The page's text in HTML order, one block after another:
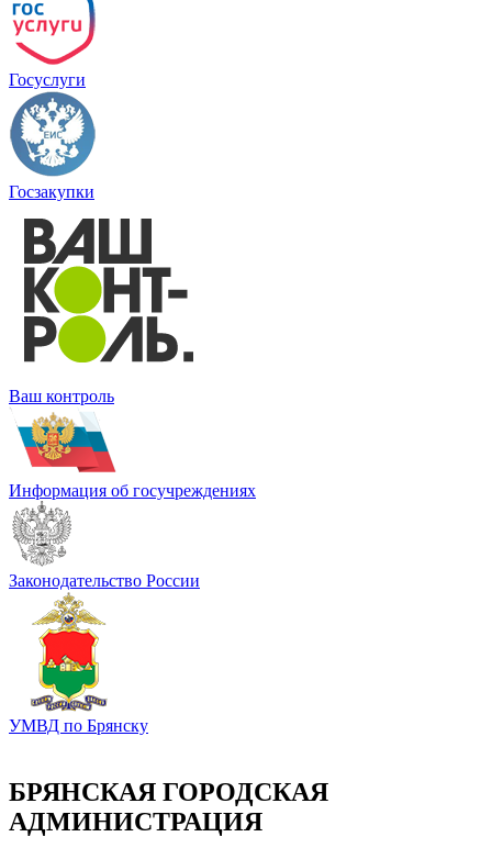
Госуслуги
Госзакупки
Ваш контроль
Информация об госучреждениях
Законодательство России
УМВД по Брянску
БРЯНСКАЯ ГОРОДСКАЯ
АДМИНИСТРАЦИЯ